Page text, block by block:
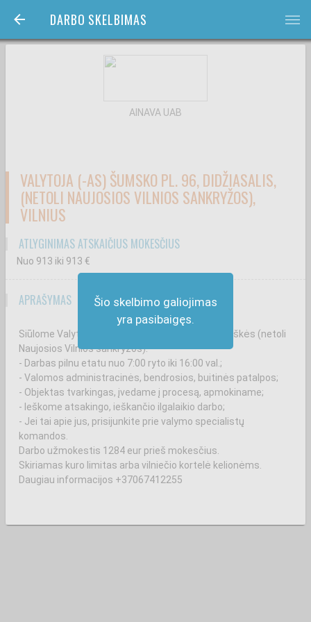
DARBO SKELBIMAS bars
Šio skelbimo galiojimas
yra pasibaigęs.
AINAVA UAB
VALYTOJA (-AS) ŠUMSKO PL. 96, DIDŽIASALIS,
(NETOLI NAUJOSIOS VILNIOS SANKRYŽOS),
VILNIUS
ATLYGINIMAS ATSKAIČIUS MOKESČIUS
Nuo 913 iki 913 €
APRAŠYMAS
Siūlome Valytojos (-o) darbą Šumsko pl., Rokantiškės (netoli
Naujosios Vilnios sankryžos).
- Darbas pilnu etatu nuo 7:00 ryto iki 16:00 val.;
- Valomos administracinės, bendrosios, buitinės patalpos;
- Objektas tvarkingas, įvedame į procesą, apmokiname;
- Ieškome atsakingo, ieškančio ilgalaikio darbo;
- Jei tai apie jus, prisijunkite prie valymo specialistų
komandos.
Darbo užmokestis 1284 eur prieš mokesčius.
Skiriamas kuro limitas arba vilniečio kortelė kelionėms.
Daugiau informacijos +37067412255